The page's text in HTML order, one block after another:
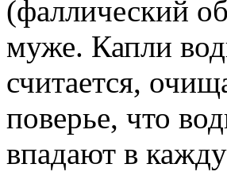
(фаллический
муже. Капли
считается,
поверье, что
впадают в